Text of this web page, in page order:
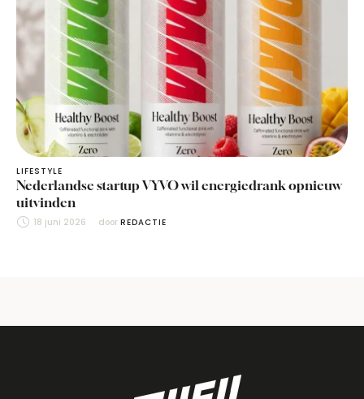
LIFESTYLE
Nederlandse startup VYVO wil energiedrank opnieuw
uitvinden
18 juni 2026 door REDACTIE